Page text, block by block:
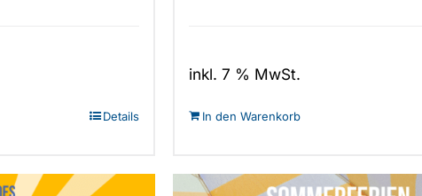
Details
inkl. 7 % MwSt.
In den Warenkorb